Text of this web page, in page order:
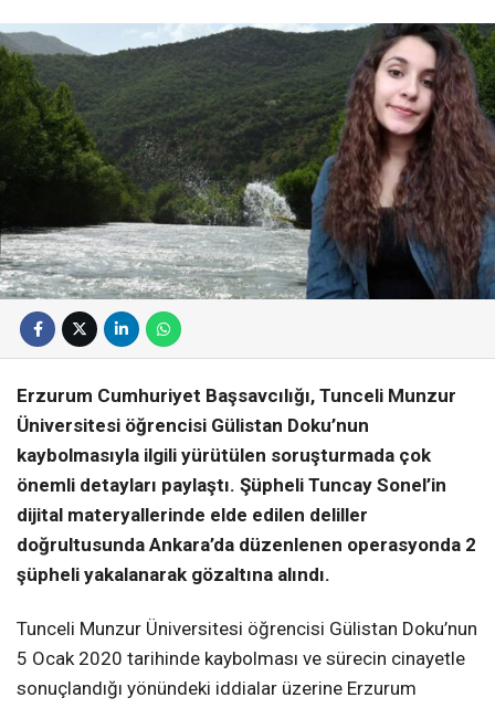
Erzurum Cumhuriyet Başsavcılığı, Tunceli Munzur
Üniversitesi öğrencisi Gülistan Doku’nun
kaybolmasıyla ilgili yürütülen soruşturmada çok
önemli detayları paylaştı. Şüpheli Tuncay Sonel’in
dijital materyallerinde elde edilen deliller
doğrultusunda Ankara’da düzenlenen operasyonda 2
şüpheli yakalanarak gözaltına alındı.
Tunceli Munzur Üniversitesi öğrencisi Gülistan Doku’nun
5 Ocak 2020 tarihinde kaybolması ve sürecin cinayetle
sonuçlandığı yönündeki iddialar üzerine Erzurum